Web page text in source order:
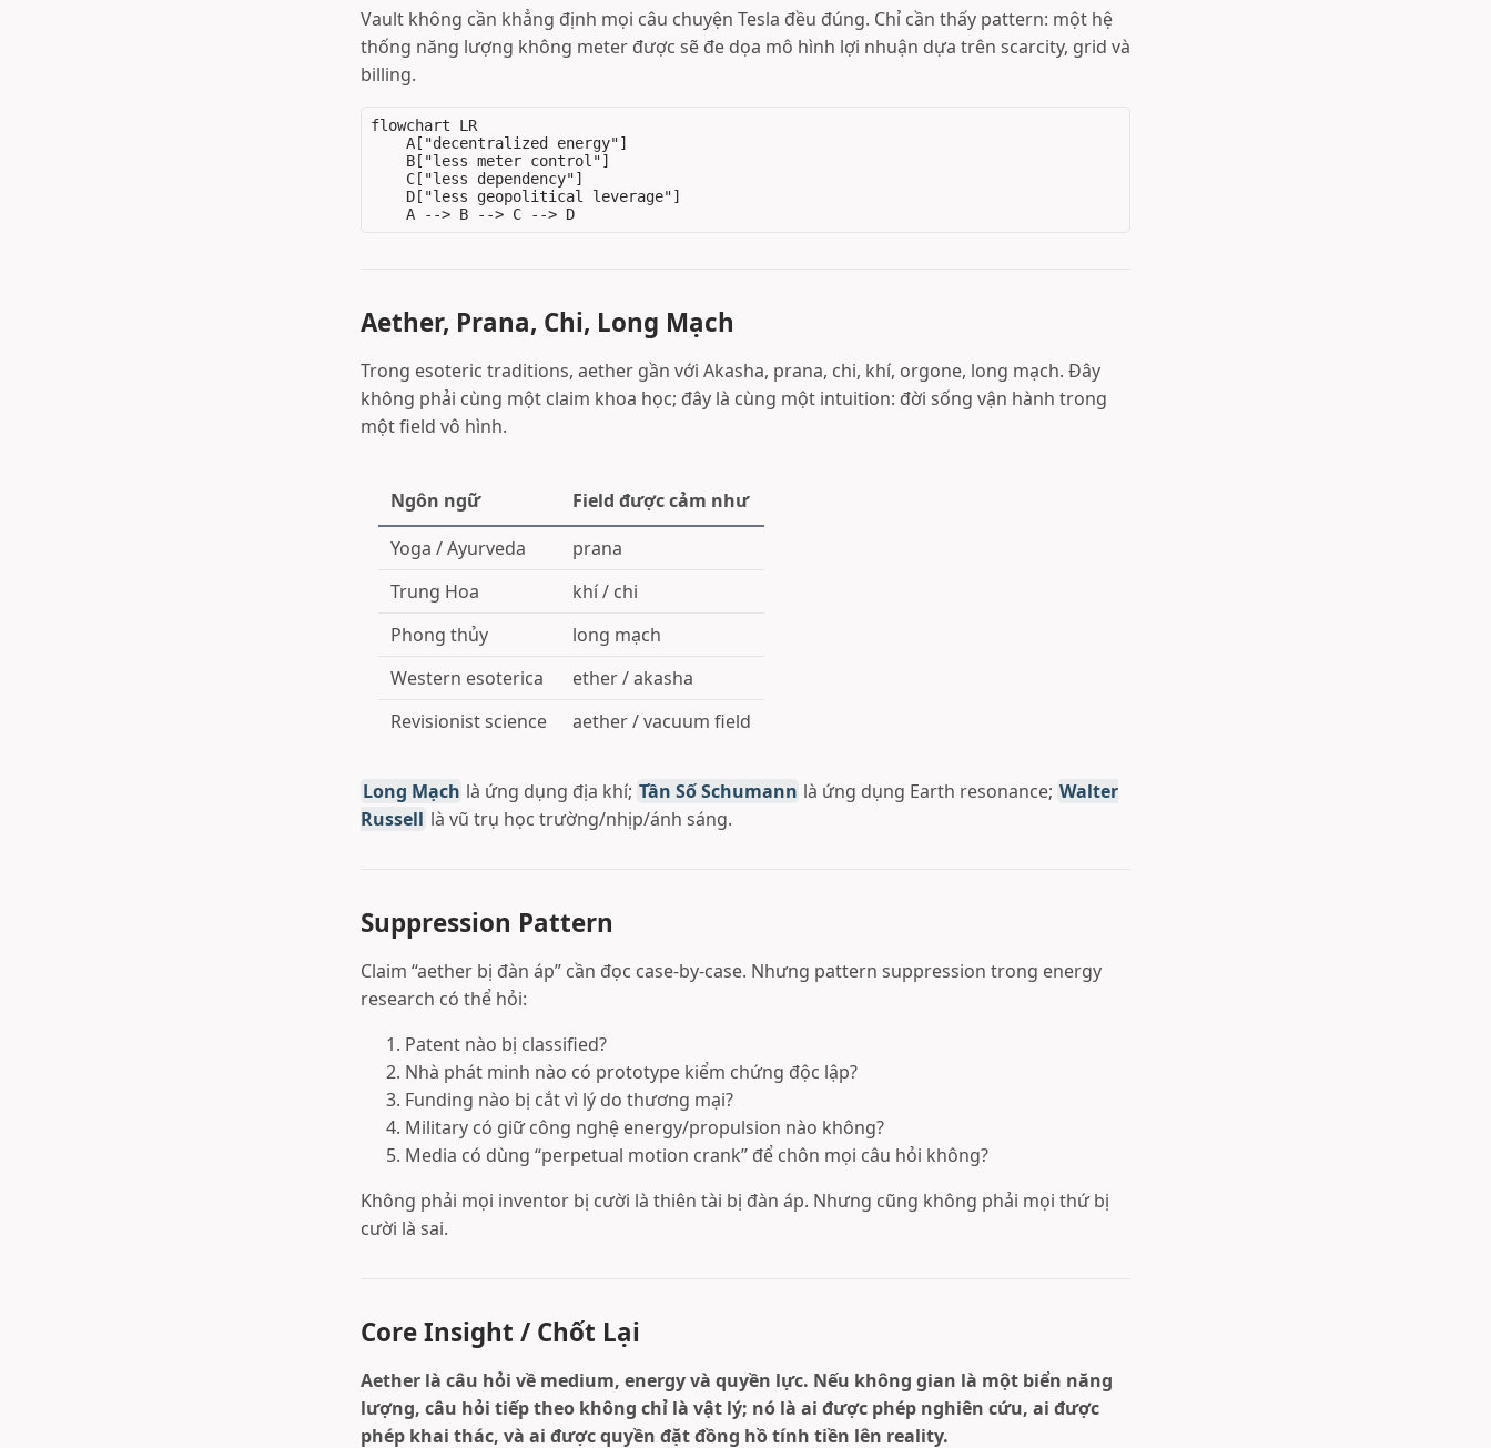
Vault không cần khẳng định mọi câu chuyện Tesla đều đúng. Chỉ cần thấy pattern: một hệ
thống năng lượng không meter được sẽ đe dọa mô hình lợi nhuận dựa trên scarcity, grid và
billing.
flowchart LR
    A["decentralized energy"]
    B["less meter control"]
    C["less dependency"]
    D["less geopolitical leverage"]
Aether, Prana, Chi, Long Mạch
Trong esoteric traditions, aether gần với Akasha, prana, chi, khí, orgone, long mạch. Đây
không phải cùng một claim khoa học; đây là cùng một intuition: đời sống vận hành trong
một field vô hình.
Ngôn ngữ
Field được cảm như
Yoga / Ayurveda
prana
Trung Hoa
khí / chi
Phong thủy
long mạch
Western esoterica
ether / akasha
Revisionist science
aether / vacuum field
Long Mạch là ứng dụng địa khí; Tần Số Schumann là ứng dụng Earth resonance; Walter
Russell là vũ trụ học trường/nhịp/ánh sáng.
Suppression Pattern
Claim “aether bị đàn áp” cần đọc case-by-case. Nhưng pattern suppression trong energy
research có thể hỏi:
Patent nào bị classified?
Nhà phát minh nào có prototype kiểm chứng độc lập?
Funding nào bị cắt vì lý do thương mại?
Military có giữ công nghệ energy/propulsion nào không?
Media có dùng “perpetual motion crank” để chôn mọi câu hỏi không?
Không phải mọi inventor bị cười là thiên tài bị đàn áp. Nhưng cũng không phải mọi thứ bị
cười là sai.
Core Insight / Chốt Lại
Aether là câu hỏi về medium, energy và quyền lực. Nếu không gian là một biển năng
lượng, câu hỏi tiếp theo không chỉ là vật lý; nó là ai được phép nghiên cứu, ai được
phép khai thác, và ai được quyền đặt đồng hồ tính tiền lên reality.